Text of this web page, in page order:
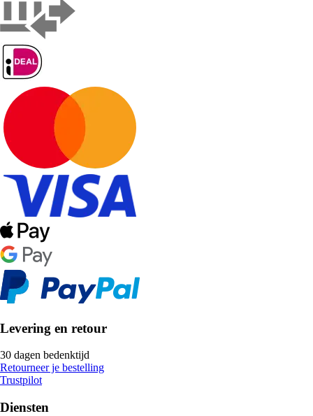
Levering en retour
30 dagen bedenktijd
Retourneer je bestelling
Trustpilot
Diensten